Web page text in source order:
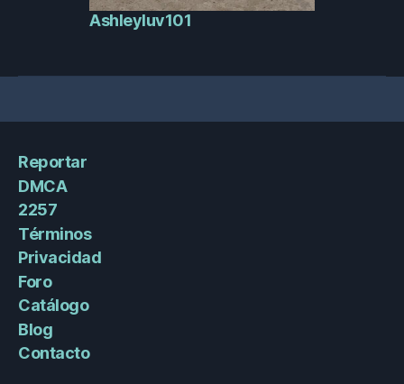
Ashleyluv101
Reportar
DMCA
2257
Términos
Privacidad
Foro
Catálogo
Blog
Contacto